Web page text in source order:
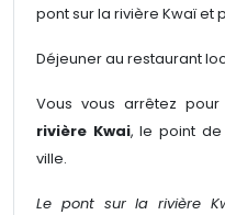
pont sur la rivière Kwaï et
Déjeuner au restaurant
Vous vous arrêtez
rivière Kwai, le point
ville.
Le pont sur la rivière